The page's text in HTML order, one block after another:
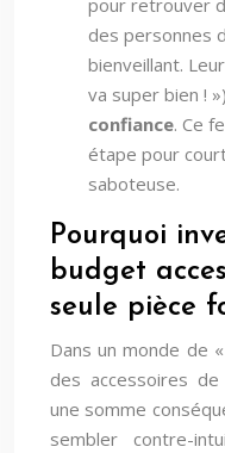
pour retrouver
des personnes
bienveillant.
va super bien !
confiance. Ce
étape pour
saboteuse.
Pourquoi
budget
seule pièce
Dans un monde de
des accessoires de
une somme
sembler contre-